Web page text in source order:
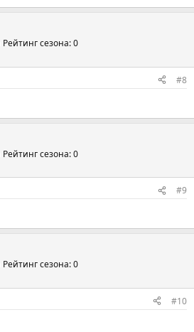
Рейтинг сезона: 0
#8
Рейтинг сезона: 0
#9
Рейтинг сезона: 0
#10